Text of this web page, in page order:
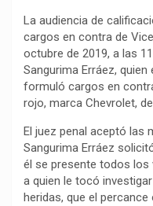
La audiencia de
cargos en contra de
octubre de 2019, a las
Sangurima Erráez,
formuló cargos en
rojo, marca Chevrolet,
El juez penal aceptó las
Sangurima Erráez
él se presente todos los
a quien le tocó
heridas, que el percance